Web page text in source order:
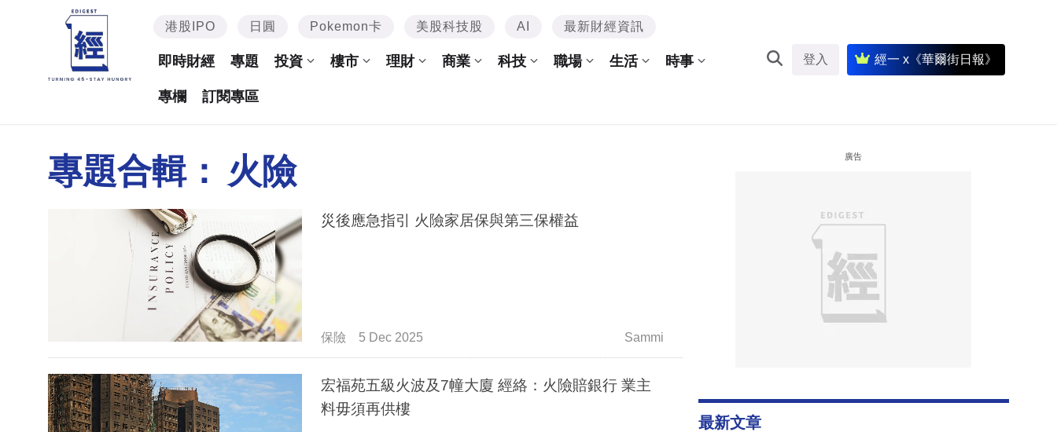
港股IPO 日圓 Pokemon卡 美股科技股 AI 最新財經資訊
即時財經 專題 投資 樓市 理財 商業 科技 職場 生活 時事
專欄 訂閱專區
登入 經一 x《華爾街日報》
專題合輯： 火險
災後應急指引 火險家居保與第三保權益
保險 5 Dec 2025 Sammi
宏福苑五級火波及7幢大廈 經絡：火險賠銀行 業主
料毋須再供樓
廣告
最新文章